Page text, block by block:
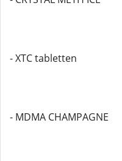
- XTC tabletten
- MDMA CHAMPAGNE